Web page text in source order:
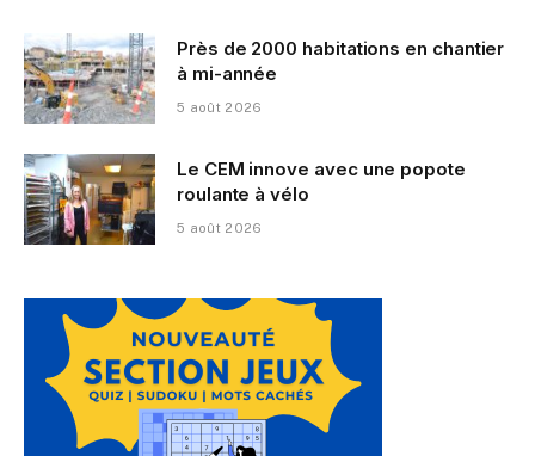
Près de 2000 habitations en chantier
à mi-année
5 août 2026
Le CEM innove avec une popote
roulante à vélo
5 août 2026